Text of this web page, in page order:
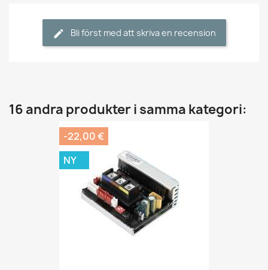
Bli först med att skriva en recension
16 andra produkter i samma kategori:
-22,00 €
NY